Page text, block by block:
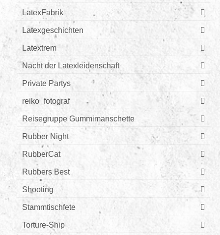
LatexFabrik
Latexgeschichten
Latextrem
Nacht der Latexleidenschaft
Private Partys
reiko_fotograf
Reisegruppe Gummimanschette
Rubber Night
RubberCat
Rubbers Best
Shooting
Stammtischfete
Torture-Ship